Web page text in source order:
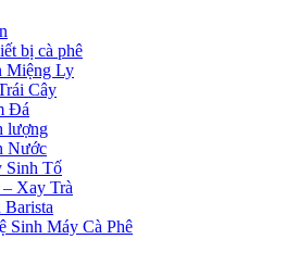
bị cà phê
Miệng Ly
Cây
Đá
lượng
Nước
Sinh Tố
Xay Trà
Sinh Máy Cà Phê